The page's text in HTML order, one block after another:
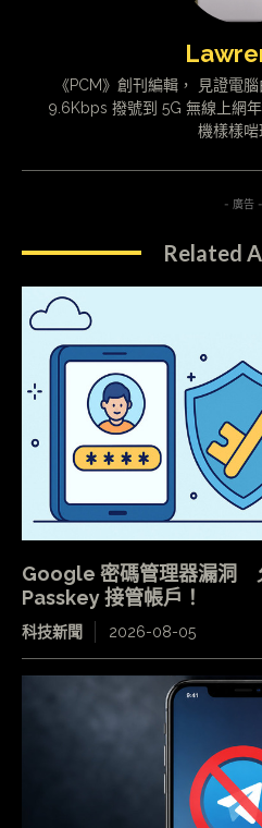
《PCM》創刊編輯， 見證電
9.6Kbps 撥號到 5G 無線上網
機樣樣啱
- 廣告 -
Related
Google 密碼管理器漏洞
Passkey 接管帳戶！
科技新聞 2026-08-05